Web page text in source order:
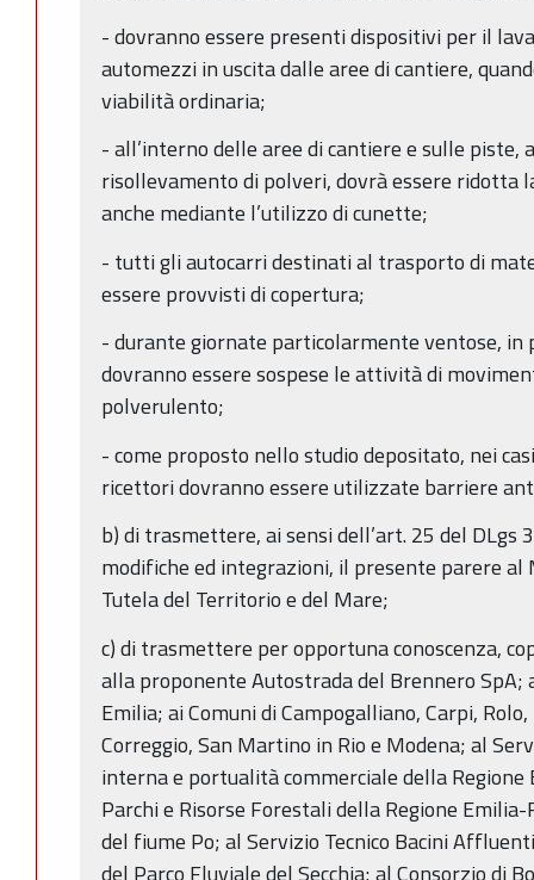
- dovranno essere presenti dispositivi per il
automezzi in uscita dalle aree di cantiere,
viabilità ordinaria;
- all’interno delle aree di cantiere e sulle
risollevamento di polveri, dovrà essere ridotta
anche mediante l’utilizzo di cunette;
- tutti gli autocarri destinati al trasporto di
essere provvisti di copertura;
- durante giornate particolarmente ventose,
dovranno essere sospese le attività di
polverulento;
- come proposto nello studio depositato, nei
ricettori dovranno essere utilizzate barriere
b) di trasmettere, ai sensi dell’art. 25 del DLgs
modifiche ed integrazioni, il presente parere al
Tutela del Territorio e del Mare;
c) di trasmettere per opportuna conoscenza,
alla proponente Autostrada del Brennero SpA;
Emilia; ai Comuni di Campogalliano, Carpi,
Correggio, San Martino in Rio e Modena; al
interna e portualità commerciale della
Parchi e Risorse Forestali della Regione
del fiume Po; al Servizio Tecnico Bacini
del Parco Fluviale del Secchia; al Consorzio di